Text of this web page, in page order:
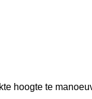
hoogte te